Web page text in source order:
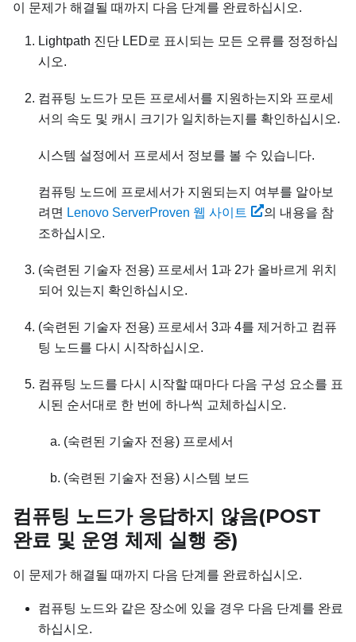
이 문제가 해결될 때까지 다음 단계를 완료하십시오.
Lightpath 진단 LED로 표시되는 모든 오류를 정정하십
시오.
컴퓨팅 노드가 모든 프로세서를 지원하는지와 프로세
서의 속도 및 캐시 크기가 일치하는지를 확인하십시오.
시스템 설정에서 프로세서 정보를 볼 수 있습니다.
컴퓨팅 노드에 프로세서가 지원되는지 여부를 알아보
려면 Lenovo ServerProven 웹 사이트
의 내용을 참
조하십시오.
(숙련된 기술자 전용) 프로세서 1과 2가 올바르게 위치
되어 있는지 확인하십시오.
(숙련된 기술자 전용) 프로세서 3과 4를 제거하고 컴퓨
팅 노드를 다시 시작하십시오.
컴퓨팅 노드를 다시 시작할 때마다 다음 구성 요소를 표
시된 순서대로 한 번에 하나씩 교체하십시오.
(숙련된 기술자 전용) 프로세서
(숙련된 기술자 전용) 시스템 보드
컴퓨팅 노드가 응답하지 않음(POST
완료 및 운영 체제 실행 중)
이 문제가 해결될 때까지 다음 단계를 완료하십시오.
컴퓨팅 노드와 같은 장소에 있을 경우 다음 단계를 완료
하십시오.